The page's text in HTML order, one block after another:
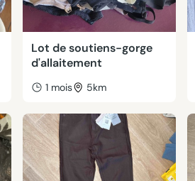
Lot de soutiens-gorge
d'allaitement
1 mois 5km